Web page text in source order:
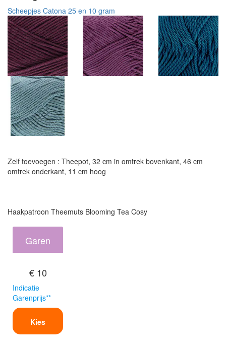
Scheepjes Catona 25 en 10 gram
Zelf toevoegen : Theepot, 32 cm in omtrek bovenkant, 46 cm
omtrek onderkant, 11 cm hoog
Haakpatroon Theemuts Blooming Tea Cosy
Garen
€ 10
Indicatie
Garenprijs**
Kies